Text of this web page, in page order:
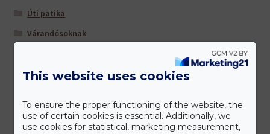
Úti patika
Várandósoknak
Gyártóink
This website uses cookies
To ensure the proper functioning of the website, the
use of certain cookies is essential. Additionally, we
use cookies for statistical, marketing measurement,